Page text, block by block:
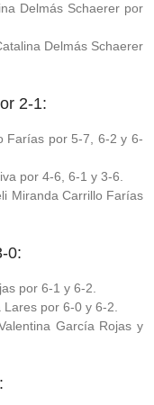
Delmás Schaerer por
Delmás Schaerer
2-1:
Farías por 5-7, 6-2 y 6-
por 4-6, 6-1 y 3-6.
Miranda Carrillo Farías
0:
por 6-1 y 6-2.
por 6-0 y 6-2.
García Rojas y